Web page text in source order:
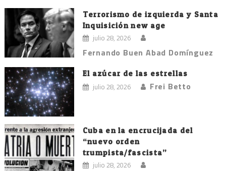
Terrorismo de izquierda y Santa
Inquisición new age
julio 28, 2026
Fernando Buen Abad Domínguez
El azúcar de las estrellas
julio 28, 2026 Frei Betto
Cuba en la encrucijada del
“nuevo orden
trumpista/fascista”
julio 28, 2026